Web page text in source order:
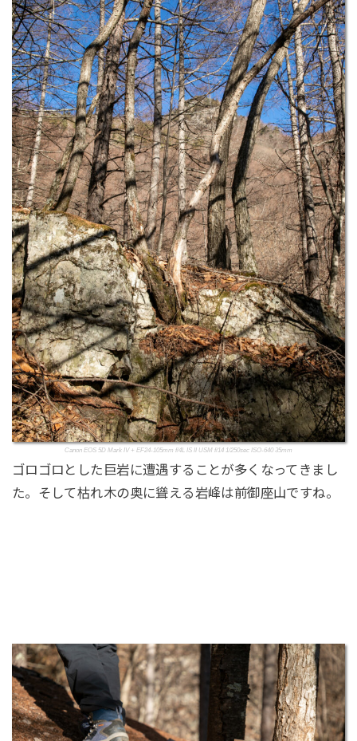
Canon EOS 5D Mark IV + EF24-105mm f/4L IS II USM f/14 1/250sec ISO-640 35mm
ゴロゴロとした巨岩に遭遇することが多くなってきまし
た。そして枯れ木の奥に聳える岩峰は前御座山ですね。